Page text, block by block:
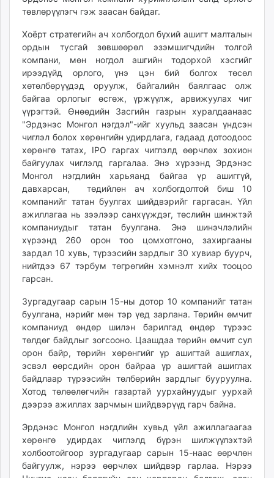
tumen.mn
shuum.mn
times.mn
tvmongolia.mn
mass.mn
unegui.mn
assa.mn
toim.mn
tac.mn
paparazzi.mn
unread.today
төвлөрүүлэгч гэж заасан байдаг.
Хоёрт стратегийн ач холбогдол бүхий ашигт малталын
ордын тусгай зөвшөөрөл эзэмшигчдийн толгой
компани, мөн ногдол ашгийн тодорхой хэсгийг
ирээдүйд орлого, үнэ цэн бий болгох төсөл
хөтөлбөрүүдэд оруулж, байгалийн баялгаас олж
байгаа орлогыг өсгөж, үржүүлж, арвижуулах чиг
үүрэгтэй. Өнөөдийн Засгийн газрын хуралдаанаас
"Эрдэнэс Монгол нэгдэл"-ийг хуульд заасан үндсэн
чиглэл болох хөрөнгийн удирдлага, гадаад дотоодоос
хөрөнгө татах, IPO гаргах чиглэлд өөрчлөх зохион
байгуулах чиглэлд гаргалаа. Энэ хүрээнд Эрдэнэс
Монгол нэгдлийн харьяанд байгаа үр ашиггүй,
давхарсан, төдийлөн ач холбогдолтой биш 10
компанийг татан буулгах шийдвэрийг гаргасан. Үйл
ажиллагаа нь зээлээр санхүүждэг, төслийн шинжтэй
компаниудыг татан буулгана. Энэ шинэчлэлийн
хүрээнд 260 орон тоо цомхотгоно, захиргааны
зардал 10 хувь, түрээсийн зардлыг 30 хувиар буурч,
нийтдээ 67 тэрбум төгрөгийн хэмнэлт хийх тооцоо
гарсан.
Зургадугаар сарын 15-ны дотор 10 компанийг татан
буулгана, нэрийг мөн тэр үед зарлана. Төрийн өмчит
компаниуд өндөр шилэн барилгад өндөр түрээс
төлдөг байдлыг зогсооно. Цаашдаа төрийн өмчит сул
орон байр, төрийн хөрөнгийг үр ашигтай ашиглах,
эсвэл өөрсдийн орон байраа үр ашигтай ашиглах
байдлаар түрээсийн төлбөрийн зардлыг бууруулна.
Хотод төлөөлөгчийн газартай уурхайнуудыг уурхай
дээрээ ажиллах зарчмын шийдвэрүүд гарч байна.
Эрдэнэс Монгол нэгдлийн хувьд үйл ажиллагаагаа
хөрөнгө удирдах чиглэлд бүрэн шилжүүлэхтэй
холбоотойгоор зургадугаар сарын 15-наас өөрчлөн
байгуулж, нэрээ өөрчлөх шийдвэр гарлаа. Нэрээ